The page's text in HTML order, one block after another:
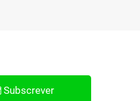
Subscrever